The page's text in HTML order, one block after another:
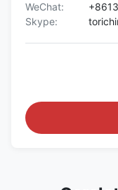
WeChat:
Skype: